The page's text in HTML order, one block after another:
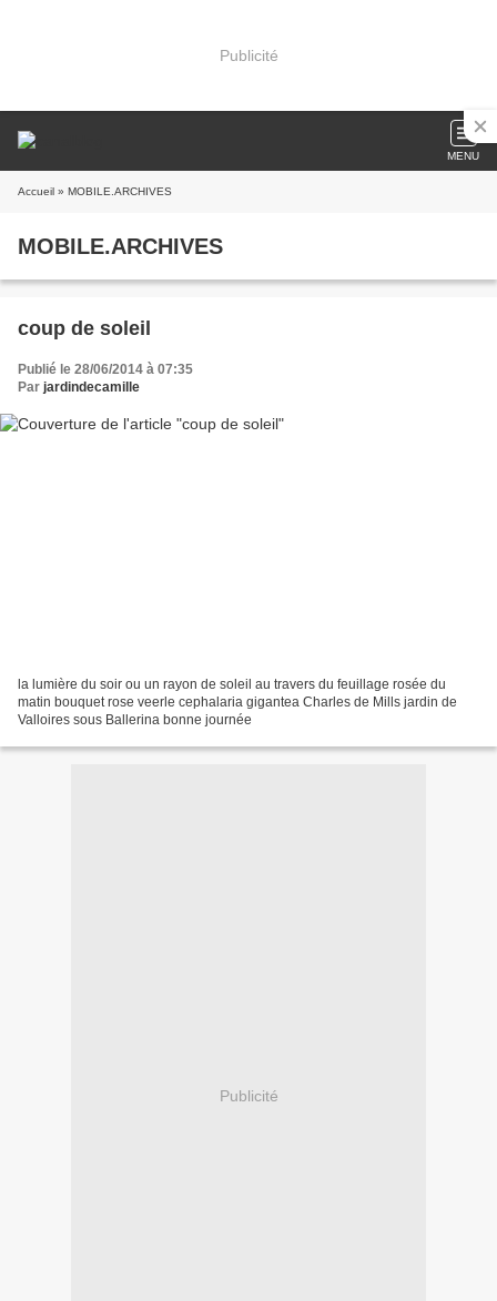
Publicité
MENU
Accueil » MOBILE.ARCHIVES
MOBILE.ARCHIVES
coup de soleil
Publié le 28/06/2014 à 07:35
Par jardindecamille
la lumière du soir ou un rayon de soleil au travers du feuillage rosée du
matin bouquet rose veerle cephalaria gigantea Charles de Mills jardin de
Valloires sous Ballerina bonne journée
Publicité